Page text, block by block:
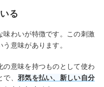
る
味わいが特徴です。この刺激
意味があります。
の意味を持つものとして使わ
で、邪気を払い、新しい自分